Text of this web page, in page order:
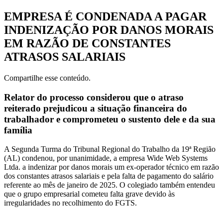
EMPRESA É CONDENADA A PAGAR
INDENIZAÇÃO POR DANOS MORAIS
EM RAZÃO DE CONSTANTES
ATRASOS SALARIAIS
Compartilhe esse conteúdo.
Relator do processo considerou que o atraso
reiterado prejudicou a situação financeira do
trabalhador e comprometeu o sustento dele e da sua
família
A Segunda Turma do Tribunal Regional do Trabalho da 19ª Região
(AL) condenou, por unanimidade, a empresa Wide Web Systems
Ltda. a indenizar por danos morais um ex-operador técnico em razão
dos constantes atrasos salariais e pela falta de pagamento do salário
referente ao mês de janeiro de 2025. O colegiado também entendeu
que o grupo empresarial cometeu falta grave devido às
irregularidades no recolhimento do FGTS.